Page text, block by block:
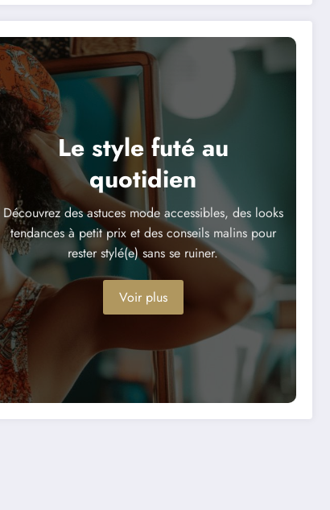
internationales
Le style futé au
quotidien
Découvrez des astuces mode accessibles, des looks
tendances à petit prix et des conseils malins pour
rester stylé(e) sans se ruiner.
Voir plus